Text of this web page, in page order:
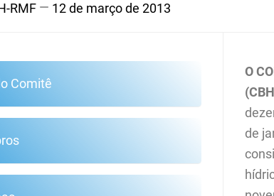
RMF 12 de março de 2013
O
de
Comitê